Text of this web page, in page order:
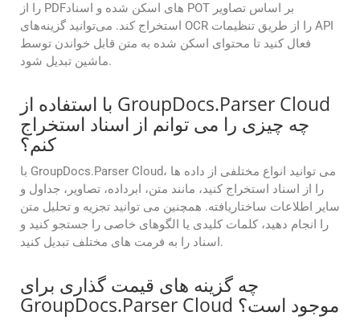
را از PDFهای اسکن شده و اسناد POT بر اساس تصاویر
استخراج کند. می‌توانید گزینه‌های OCR را از طریق تنظیمات API
فعال کنید تا محتوای اسکن شده به متن قابل خواندن توسط
ماشین تبدیل شود.
با استفاده از GroupDocs.Parser Cloud
چه چیزی را می توانم از اسناد استخراج
کنم؟
با GroupDocs.Parser Cloud، می توانید انواع مختلفی از داده ها
را از اسناد استخراج کنید، مانند متن، ابرداده، تصاویر، جداول و
سایر اطلاعات ساختاریافته. همچنین می توانید تجزیه و تحلیل متن
را انجام دهید، کلمات کلیدی یا الگوهای خاصی را جستجو کنید و
اسناد را به فرمت های مختلف تبدیل کنید.
چه گزینه های قیمت گذاری برای
GroupDocs.Parser Cloud موجود است؟